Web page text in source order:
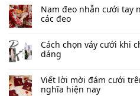
Nam đeo nhẫn cưới tay
các đeo
Cách chọn váy cưới khi
dáng
Viết lời mời đám cưới
nghĩa hiện nay